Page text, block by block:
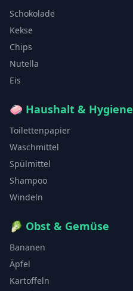
Schokolade
Kekse
Chips
Nutella
Eis
🧼 Haushalt & Hygiene
Toilettenpapier
Waschmittel
Spülmittel
Shampoo
Windeln
🥬 Obst & Gemüse
Bananen
Äpfel
Kartoffeln